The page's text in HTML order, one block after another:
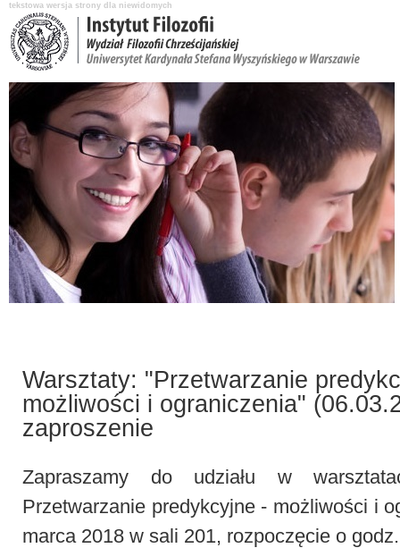
tekstowa wersja strony dla niewidomych
Warsztaty: "Przetwarzanie
możliwości i ograniczenia"
zaproszenie
Zapraszamy do udziału w
Przetwarzanie predykcyjne - możliwości i
marca 2018 w sali 201, rozpoczęcie o